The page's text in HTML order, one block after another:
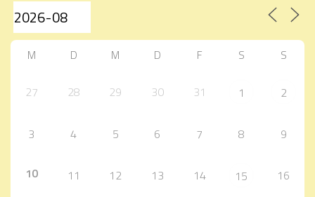
M D M D F S S
27 28 29 30 31 1 2
3 4 5 6 7 8 9
10 11 12 13 14 15 16